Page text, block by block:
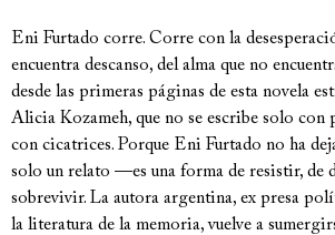
Eni Furtado corre. Corre con la
encuentra descanso, del alma que no
desde las primeras páginas de esta novela
Alicia Kozameh, que no se escribe solo con
con cicatrices. Porque Eni Furtado no ha
solo un relato —es una forma de resistir, de
sobrevivir. La autora argentina, ex presa
la literatura de la memoria, vuelve a